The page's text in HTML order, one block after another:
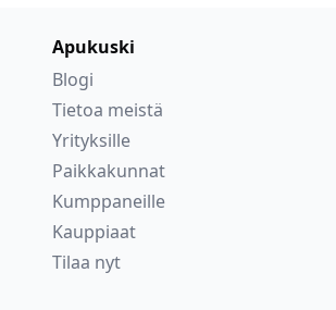
Apukuski
Blogi
Tietoa meistä
Yrityksille
Paikkakunnat
Kumppaneille
Kauppiaat
Tilaa nyt